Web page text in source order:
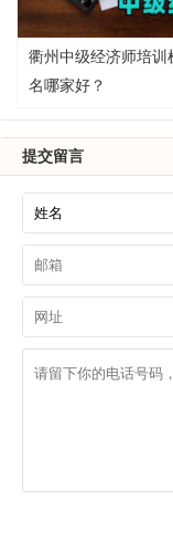
衢州中级经济师培训
名哪家好？
提交留言